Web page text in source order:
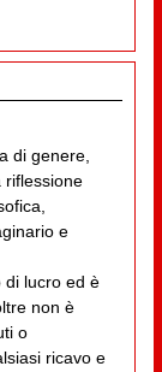
di genere,
riflessione
e
di lucro ed è
non è
o
ricavo e